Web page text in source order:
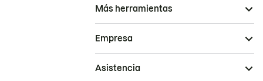
Más herramientas
Empresa
Asistencia